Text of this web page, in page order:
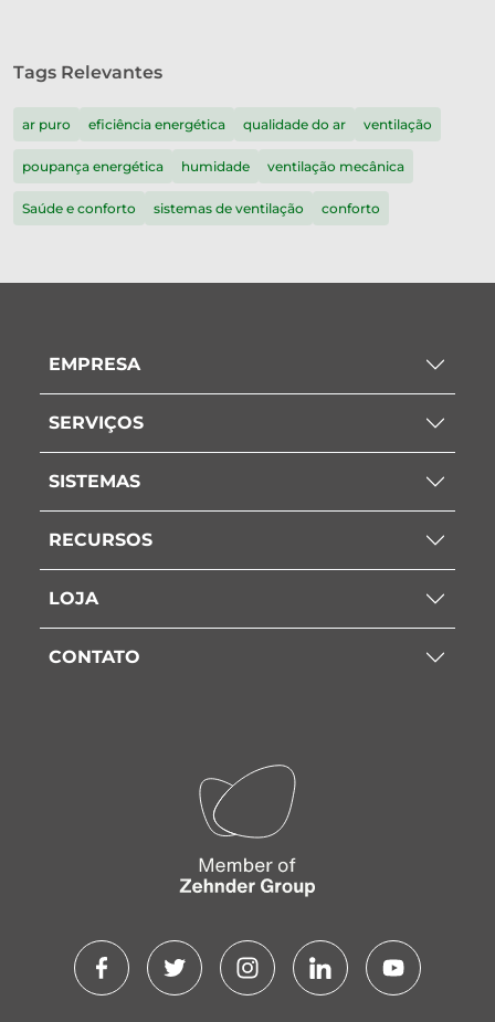
Tags Relevantes
ar puro eficiência energética qualidade do ar ventilação
poupança energética humidade ventilação mecânica
Saúde e conforto sistemas de ventilação conforto
EMPRESA
SERVIÇOS
SISTEMAS
RECURSOS
LOJA
CONTATO